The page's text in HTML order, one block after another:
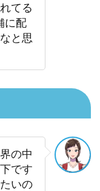
てる
に配
と思
の中
です
いの